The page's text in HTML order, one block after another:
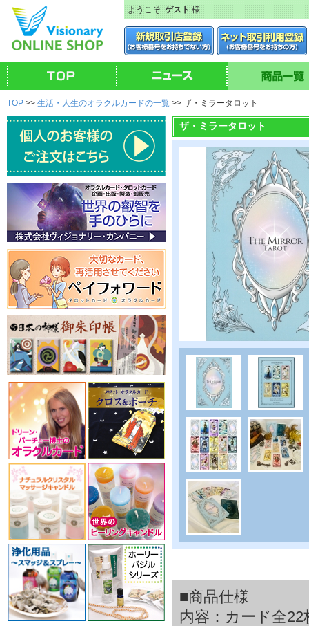
ようこそゲスト様
TOP >> 生活・人生のオラクルカードの一覧 >> ザ・ミラータロット
ザ・ミラータロット
■商品仕様
内容：カード全